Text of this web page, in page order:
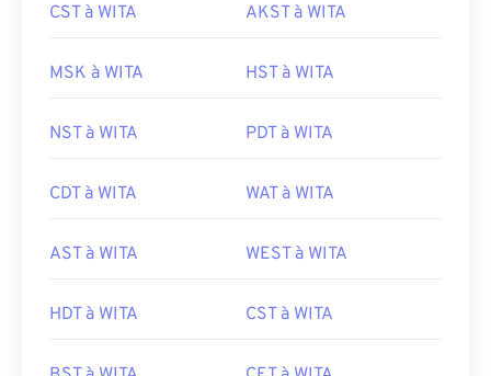
CST à WITA AKST à WITA
MSK à WITA HST à WITA
NST à WITA PDT à WITA
CDT à WITA WAT à WITA
AST à WITA WEST à WITA
HDT à WITA CST à WITA